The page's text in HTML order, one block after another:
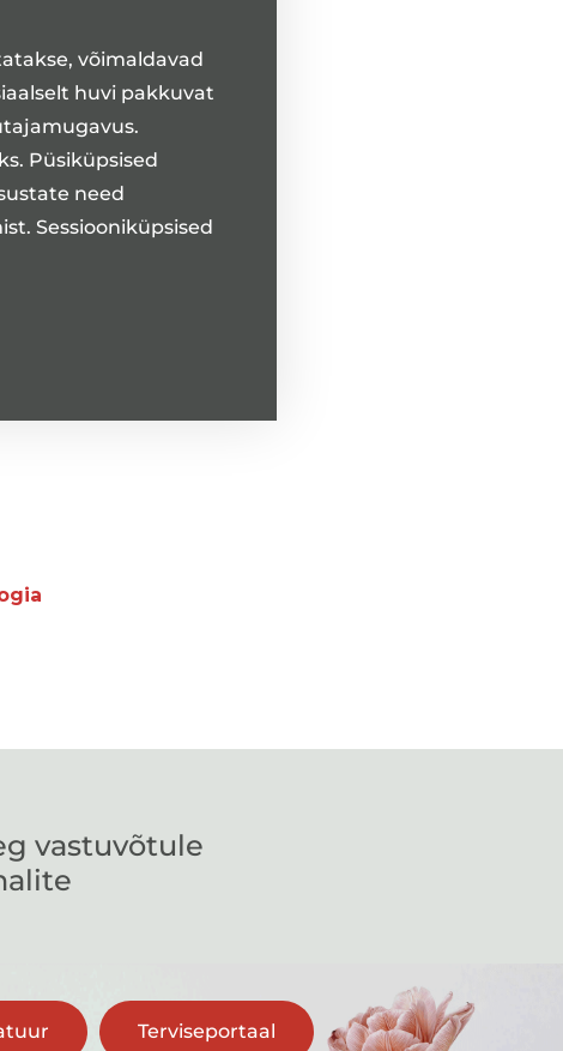
võimaldavad
huvi pakkuvat
Püsiküpsised
need
Sessiooniküpsised
vastuvõtule
Terviseportaal